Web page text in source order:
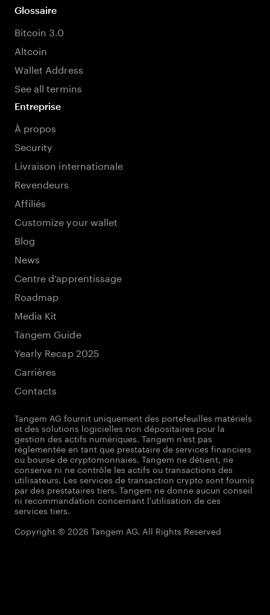
Glossaire
Bitcoin 3.0
Altcoin
Wallet Address
See all termins
Entreprise
À propos
Security
Livraison internationale
Revendeurs
Affiliés
Customize your wallet
Blog
News
Centre d’apprentissage
Roadmap
Media Kit
Tangem Guide
Yearly Recap 2025
Carrières
Contacts
Tangem AG fournit uniquement des portefeuilles matériels
et des solutions logicielles non dépositaires pour la
gestion des actifs numériques. Tangem n’est pas
réglementée en tant que prestataire de services financiers
ou bourse de cryptomonnaies. Tangem ne détient, ne
conserve ni ne contrôle les actifs ou transactions des
utilisateurs. Les services de transaction crypto sont fournis
par des prestataires tiers. Tangem ne donne aucun conseil
ni recommandation concernant l'utilisation de ces
services tiers.